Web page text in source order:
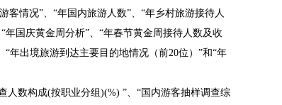
客情况”、“年国内旅游人数”、“年乡村旅游接待人
年国庆黄金周分析”、“年春节黄金周接待人数及收
年出境旅游到达主要目的地情况（前20位）”和“年
人数构成(按职业分组)(%) ”、“国内游客抽样调查综